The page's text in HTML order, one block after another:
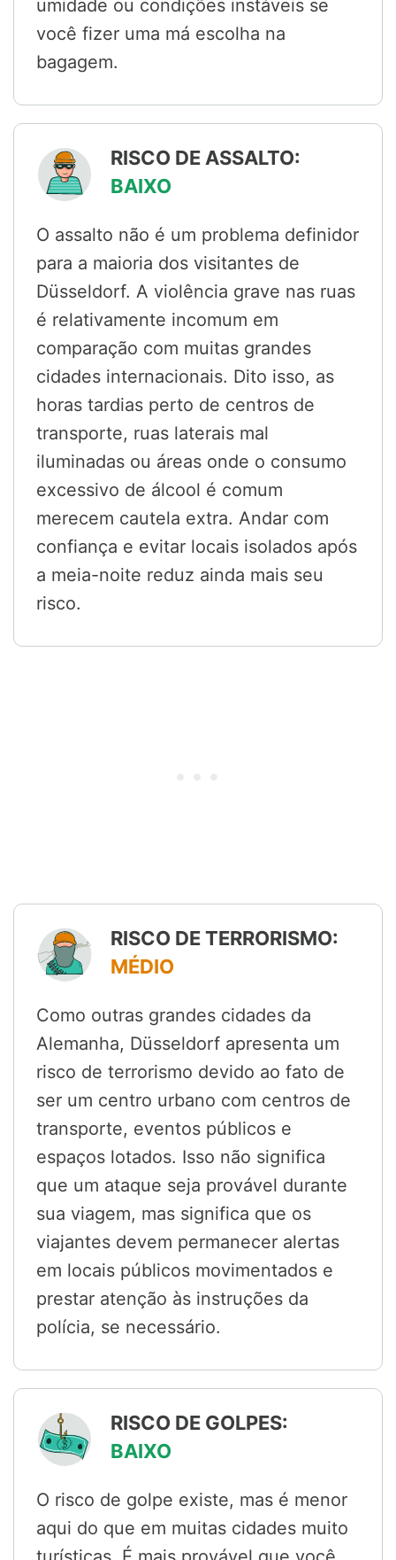
umidade ou condições instáveis se
você fizer uma má escolha na
bagagem.
RISCO DE ASSALTO:
BAIXO
O assalto não é um problema definidor
para a maioria dos visitantes de
Düsseldorf. A violência grave nas ruas
é relativamente incomum em
comparação com muitas grandes
cidades internacionais. Dito isso, as
horas tardias perto de centros de
transporte, ruas laterais mal
iluminadas ou áreas onde o consumo
excessivo de álcool é comum
merecem cautela extra. Andar com
confiança e evitar locais isolados após
a meia-noite reduz ainda mais seu
risco.
RISCO DE TERRORISMO:
MÉDIO
Como outras grandes cidades da
Alemanha, Düsseldorf apresenta um
risco de terrorismo devido ao fato de
ser um centro urbano com centros de
transporte, eventos públicos e
espaços lotados. Isso não significa
que um ataque seja provável durante
sua viagem, mas significa que os
viajantes devem permanecer alertas
em locais públicos movimentados e
prestar atenção às instruções da
polícia, se necessário.
RISCO DE GOLPES:
BAIXO
O risco de golpe existe, mas é menor
aqui do que em muitas cidades muito